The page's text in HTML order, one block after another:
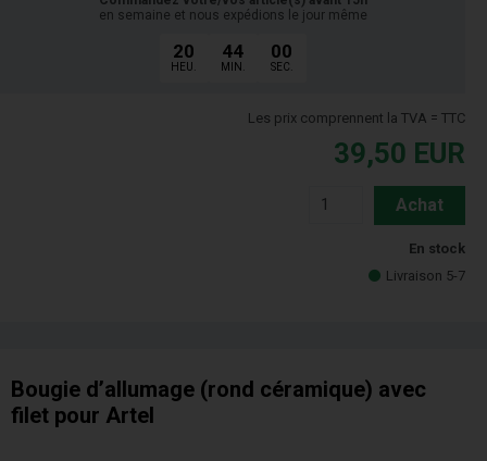
en semaine et nous expédions le jour même
20
HEU.
44
MIN.
00
SEC.
Les prix comprennent la TVA = TTC
39,50 EUR
Achat
En stock
Livraison 5-7
Bougie d’allumage (rond céramique) avec
filet pour Artel